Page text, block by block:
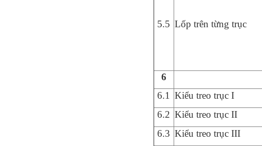
5.5 Lốp trên từng trục
6
6.1 Kiểu treo trục I
6.2 Kiểu treo trục II
6.3 Kiểu treo trục III